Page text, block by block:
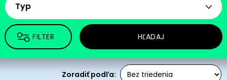
Typ
FILTER HĽADAJ
Zoradiť podľa: